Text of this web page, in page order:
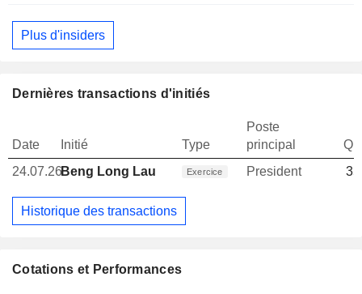
Cotations et Performances
Plus d'insiders
Dernières transactions d'initiés
Date Initié Type
Poste
principal
24.07.26Beng Long Lau Exercice President
Historique des transactions